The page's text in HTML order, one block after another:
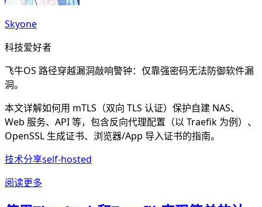
Skyone
科技爱好者
飞牛OS 路径穿越漏洞敲响警钟：仅靠强密码无法防御软件漏
洞。
本文详解如何用 mTLS（双向 TLS 认证）保护自建 NAS、
Web 服务、API 等，包含反向代理配置（以 Traefik 为例）、
OpenSSL 生成证书、浏览器/App 导入证书的指南。
技术分享self-hosted
阅读更多